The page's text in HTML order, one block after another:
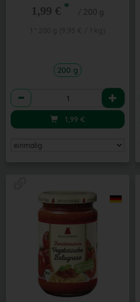
1,99 € * / 200 g
200 g
Anzahl
1,99 €